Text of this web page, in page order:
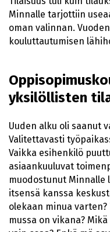
Minnalle tarjottiin
oman valinnan.
kouluttautumisen
yksilöllisten
Uuden alku oli saanut
Valitettavasti
Vaikka esihenkilö
asiaankuuluvat
muodostunut Minnalle
itsensä kanssa
olekaan minua
mussa on vikana?